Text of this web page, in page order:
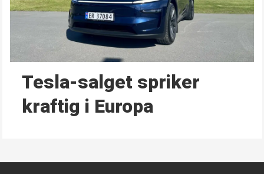
Tesla-salget spriker
kraftig i Europa